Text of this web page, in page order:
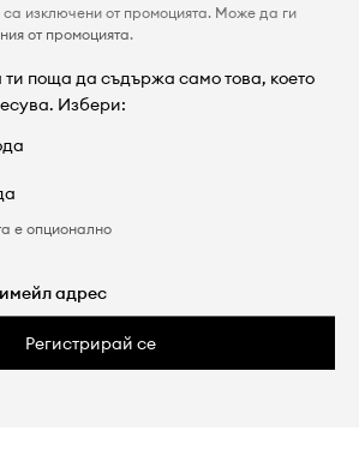
изключени от промоцията. Може да ги
от промоцията.
поща да съдържа само това, което
Избери:
е опционално
Регистрирай се